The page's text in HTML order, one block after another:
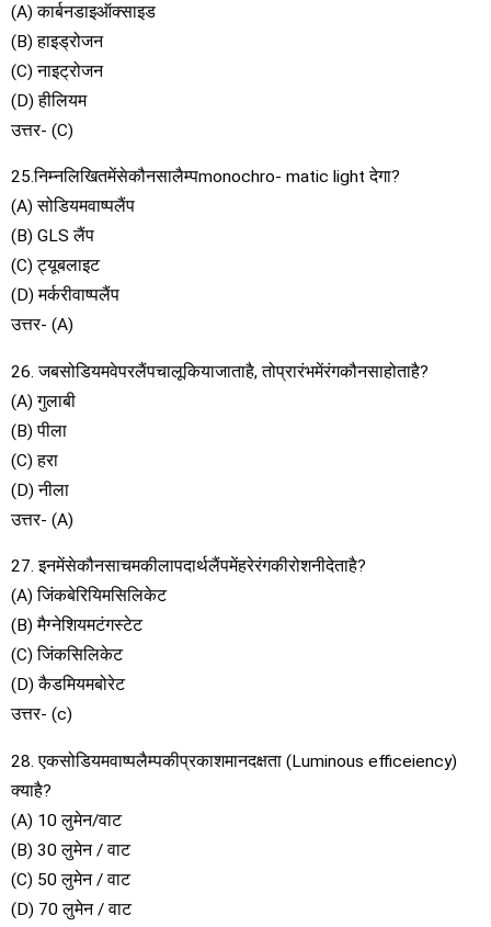
(A) कार्बनडाइऑक्साइड
(B) हाइड्रोजन
(C) नाइट्रोजन
(D) हीलियम
उत्तर- (C)
25.निम्नलिखितमेंसेकौनसालैम्पmonochro- matic light देगा?
(A) सोडियमवाष्पलैंप
(B) GLS लैंप
(C) ट्यूबलाइट
(D) मर्करीवाष्पलैंप
उत्तर- (A)
26. जबसोडियमवेपरलैंपचालूकियाजाताहै, तोप्रारंभमेंरंगकौनसाहोताहै?
(A) गुलाबी
(B) पीला
(C) हरा
(D) नीला
उत्तर- (A)
27. इनमेंसेकौनसाचमकीलापदार्थलैंपमेंहरेरंगकीरोशनीदेताहै?
(A) जिंकबेरियिमसिलिकेट
(B) मैग्नेशियमटंगस्टेट
(C) जिंकसिलिकेट
(D) कैडमियमबोरेट
उत्तर- (c)
28. एकसोडियमवाष्पलैम्पकीप्रकाशमानदक्षता (Luminous efficeiency)
क्याहै?
(A) 10 लुमेन/वाट
(B) 30 लुमेन / वाट
(C) 50 लुमेन / वाट
(D) 70 लुमेन / वाट